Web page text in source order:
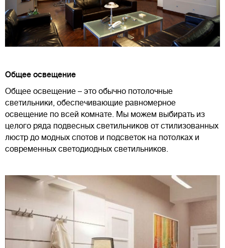
Общее освещение
Общее освещение – это обычно потолочные
светильники, обеспечивающие равномерное
освещение по всей комнате. Мы можем выбирать из
целого ряда подвесных светильников от стилизованных
люстр до модных спотов и подсветок на потолках и
современных светодиодных светильников.